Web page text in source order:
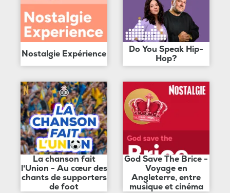
Nostalgie Expérience
Do You Speak Hip-
Hop?
La chanson fait
l'Union - Au cœur des
chants de supporters
de foot
God Save The Brice -
Voyage en
Angleterre, entre
musique et cinéma